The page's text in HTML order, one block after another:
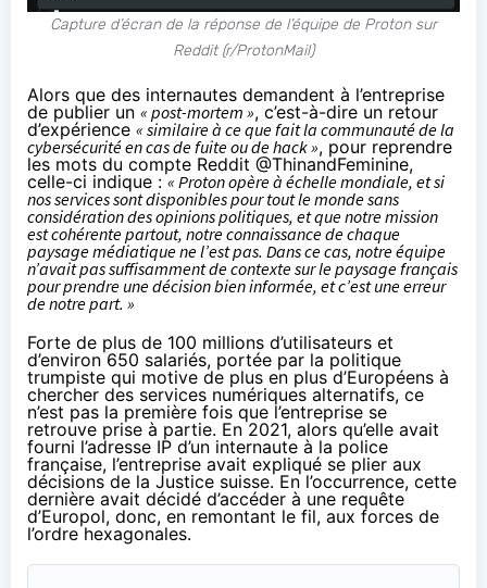
Capture d’écran de la réponse de l’équipe de Proton sur
Reddit (r/ProtonMail)
Alors que des internautes demandent à l’entreprise
de publier un « post-mortem », c’est-à-dire un retour
d’expérience « similaire à ce que fait la communauté de la
cybersécurité en cas de fuite ou de hack », pour reprendre
les mots du compte Reddit @ThinandFeminine,
celle-ci indique :« Proton opère à échelle mondiale, et si
nos services sont disponibles pour tout le monde sans
considération des opinions politiques, et que notre mission
est cohérente partout, notre connaissance de chaque
paysage médiatique ne l’est pas. Dans ce cas, notre équipe
n’avait pas suffisamment de contexte sur le paysage français
pour prendre une décision bien informée, et c’est une erreur
de notre part. »
Forte de plus de 100 millions d’utilisateurs et
d’environ650 salariés, portée par la politique
trumpiste qui motive de plus en plus d’Européens à
chercher des services numériques alternatifs, ce
n’est pas la première fois que l’entreprise se
retrouve prise à partie. En 2021, alors qu’elle avait
fourni l’adresse IP d’un internaute à la police
française, l’entreprise avait expliqué se plier aux
décisions de la Justice suisse. En l’occurrence, cette
dernière avait décidé d’accéder à une requête
d’Europol, donc, en remontant le fil, aux forces de
l’ordre hexagonales.